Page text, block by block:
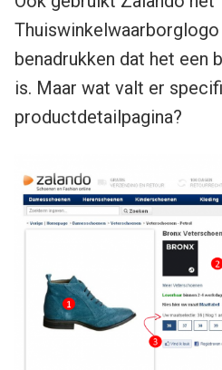
benadrukken dat het een
is. Maar wat valt er
productdetailpagina?